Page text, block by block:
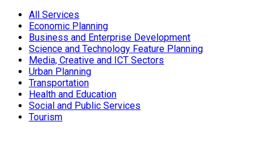
All Services
Economic Planning
Business and Enterprise Development
Science and Technology Feature Planning
Media, Creative and ICT Sectors
Urban Planning
Transportation
Health and Education
Social and Public Services
Tourism